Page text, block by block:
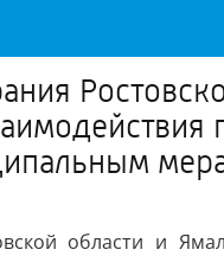
области и